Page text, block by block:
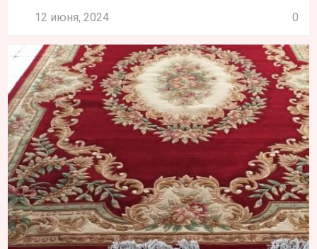
12 июня, 2024 0